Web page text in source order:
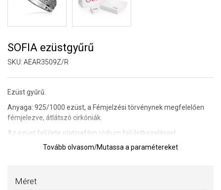
SOFIA ezüstgyűrű
SKU: AEAR3509Z/R
Ezüst gyűrű.
Anyaga: 925/1000 ezüst, a Fémjelzési törvénynek megfelelően
fémjelezve, átlátszó cirkóniák.
Az ezüst felülete platinafém ródium felületkezeléssel
rendelkezik, ami garantálja a magas fényt és a minőséget.
Tovább olvasom/Mutassa a paramétereket
Méret